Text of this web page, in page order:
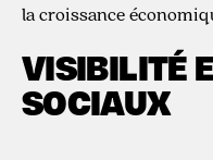
la croissance
VISIBILITÉ
SOCIAUX